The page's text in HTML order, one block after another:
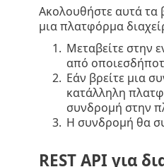
Ακολουθήστε αυτά τα
μια πλατφόρμα
1. Μεταβείτε στην
από
2. Εάν βρείτε μια
κατάλληλη
συνδρομή στην
3. Η συνδρομή θα
REST API για